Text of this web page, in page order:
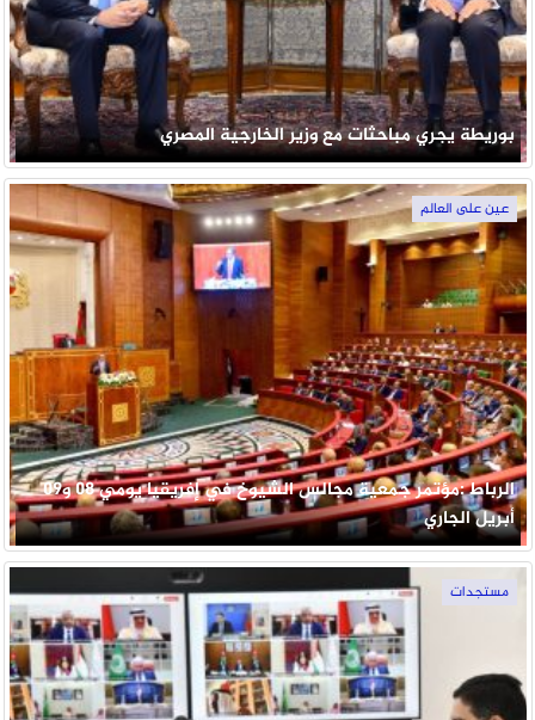
بوريطة يجري مباحثات مع وزير الخارجية المصري
عين على العالم
الرباط :مؤتمر جمعية مجالس الشيوخ في إفريقيا يومي 08 و09
أبريل الجاري
مستجدات